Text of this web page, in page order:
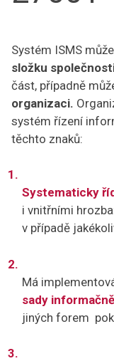
Systém ISMS
složku
část, případně
organizaci.
systém řízení
těchto znaků:
Systematicky
i vnitřními
v případě
Má
sady
jiných forem